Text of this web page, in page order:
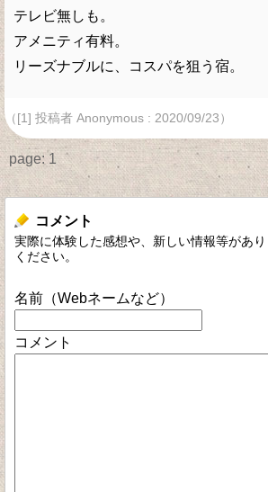
テレビ無しも。
アメニティ有料。
リーズナブルに、コスパを狙う宿。
（[1] 投稿者 Anonymous : 2020/09/23）
page: 1
コメント
実際に体験した感想や、新しい情報等があ
ください。
名前（Webネームなど）
コメント